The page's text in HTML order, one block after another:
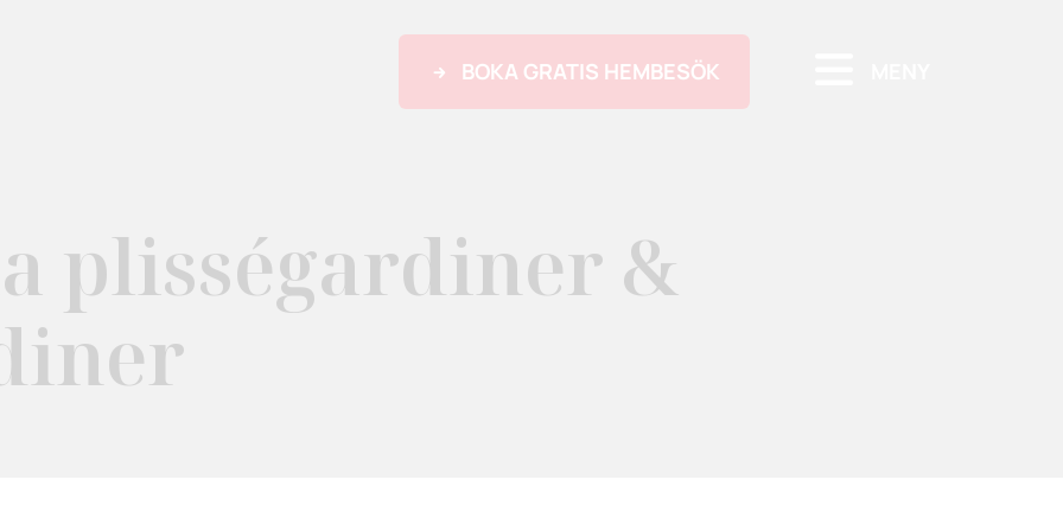
BOKA GRATIS HEMBESÖK
plisségardiner &